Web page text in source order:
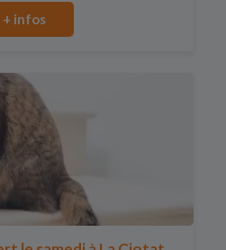
+ infos